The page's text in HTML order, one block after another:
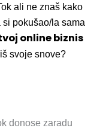
ali ne znaš kako
pokušao/la sama
online biznis
svoje snove?
donose zaradu